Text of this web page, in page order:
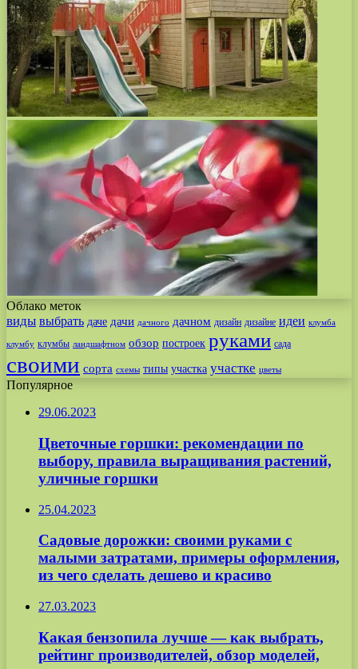
Облако меток
виды выбрать даче дачи дачного дачном дизайн дизайне идеи клумба
клумбу клумбы ландшафтном обзор построек руками сада
своими сорта схемы типы участка участке цветы
Популярное
29.06.2023
Цветочные горшки: рекомендации по
выбору, правила выращивания растений,
уличные горшки
25.04.2023
Садовые дорожки: своими руками с
малыми затратами, примеры оформления,
из чего сделать дешево и красиво
27.03.2023
Какая бензопила лучше — как выбрать,
рейтинг производителей, обзор моделей,